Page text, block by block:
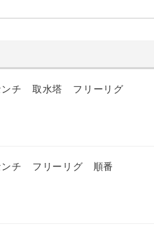
ンチ 取水塔 フリーリグ
ンチ フリーリグ 順番